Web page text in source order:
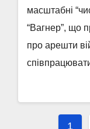
масштабні
“Вагнер”, що
про арешти
1